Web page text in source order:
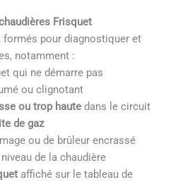
Frisquet
pour diagnostiquer et
notamment :
qui ne démarre pas
ou clignotant
ou trop haute dans le circuit
de gaz
ou de brûleur encrassé
de la chaudière
affiché sur le tableau de